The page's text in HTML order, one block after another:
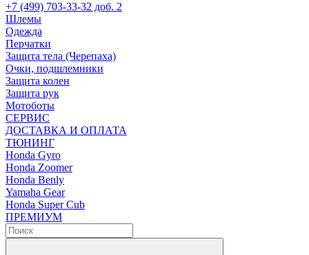
+7 (499) 703-33-32 доб. 2
Шлемы
Одежда
Перчатки
Защита тела (Черепаха)
Очки, подшлемники
Защита колен
Защита рук
Мотоботы
СЕРВИС
ДОСТАВКА И ОПЛАТА
ТЮНИНГ
Honda Gyro
Honda Zoomer
Honda Benly
Yamaha Gear
Honda Super Cub
ПРЕМИУМ